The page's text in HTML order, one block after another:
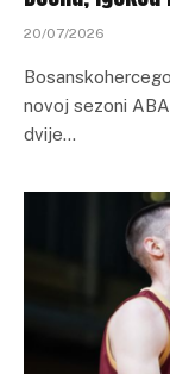
20/07/2026
novoj sezoni
dvije…